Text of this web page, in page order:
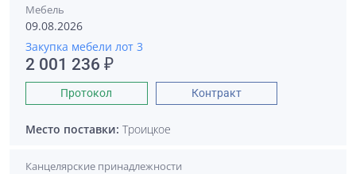
Мебель
09.08.2026
Закупка мебели лот 3
2 001 236 ₽
Протокол Контракт
Место поставки: Троицкое
Канцелярские принадлежности